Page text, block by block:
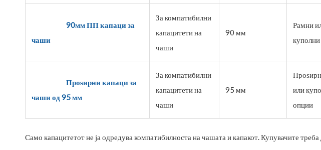
90мм ПП капаци за
чаши
За компатибилни
капацитети на
чаши
90 мм
Рамни
Проѕирни капаци за
чаши од 95 мм
За компатибилни
капацитети на
чаши
95 мм
или
опции
Само капацитетот не ја одредува компатибилноста на чашата и капакот. Купувачите